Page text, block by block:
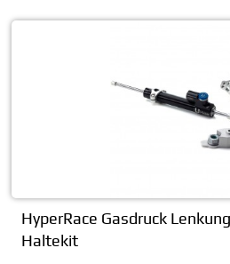
HyperRace Gasdruck
Haltekit